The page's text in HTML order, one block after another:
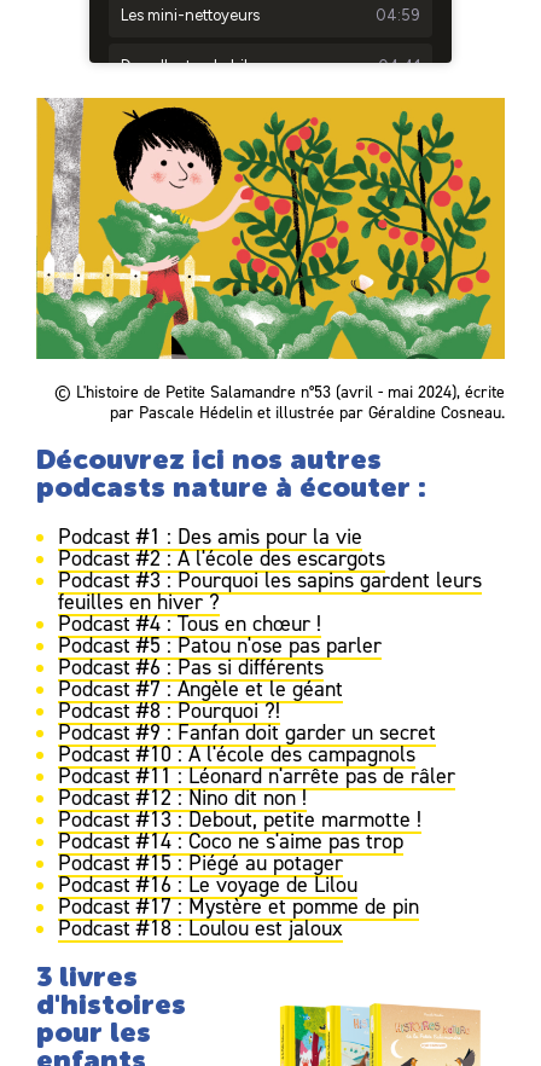
© L'histoire de Petite Salamandre n°53 (avril - mai 2024), écrite
par Pascale Hédelin et illustrée par Géraldine Cosneau.
Découvrez ici nos autres
podcasts nature à écouter :
Podcast #1 : Des amis pour la vie
Podcast #2 : A l'école des escargots
Podcast #3 : Pourquoi les sapins gardent leurs
feuilles en hiver ?
Podcast #4 : Tous en chœur !
Podcast #5 : Patou n'ose pas parler
Podcast #6 : Pas si différents
Podcast #7 : Angèle et le géant
Podcast #8 : Pourquoi ?!
Podcast #9 : Fanfan doit garder un secret
Podcast #10 : A l'école des campagnols
Podcast #11 : Léonard n'arrête pas de râler
Podcast #12 : Nino dit non !
Podcast #13 : Debout, petite marmotte !
Podcast #14 : Coco ne s'aime pas trop
Podcast #15 : Piégé au potager
Podcast #16 : Le voyage de Lilou
Podcast #17 : Mystère et pomme de pin
Podcast #18 : Loulou est jaloux
3 livres
d'histoires
pour les
enfants